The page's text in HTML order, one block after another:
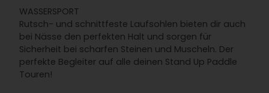
WASSERSPORT
Rutsch- und schnittfeste Laufsohlen bieten dir auch
bei Nässe den perfekten Halt und sorgen für
Sicherheit bei scharfen Steinen und Muscheln. Der
perfekte Begleiter auf alle deinen Stand Up Paddle
Touren!